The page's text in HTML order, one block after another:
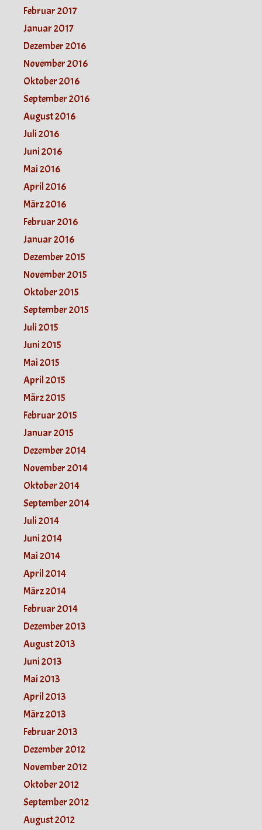
Februar 2017
Januar 2017
Dezember 2016
November 2016
Oktober 2016
September 2016
August 2016
Juli 2016
Juni 2016
Mai 2016
April 2016
März 2016
Februar 2016
Januar 2016
Dezember 2015
November 2015
Oktober 2015
September 2015
Juli 2015
Juni 2015
Mai 2015
April 2015
März 2015
Februar 2015
Januar 2015
Dezember 2014
November 2014
Oktober 2014
September 2014
Juli 2014
Juni 2014
Mai 2014
April 2014
März 2014
Februar 2014
Dezember 2013
August 2013
Juni 2013
Mai 2013
April 2013
März 2013
Februar 2013
Dezember 2012
November 2012
Oktober 2012
September 2012
August 2012